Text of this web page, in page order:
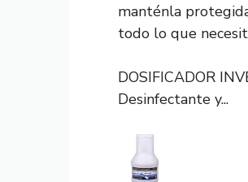
manténla
todo lo que
DOSIFICADOR
Desinfectante y...